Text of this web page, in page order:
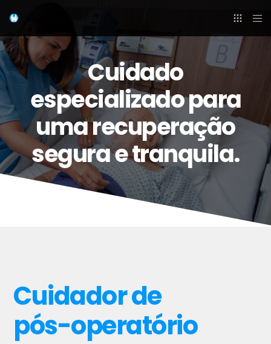
Cuidado
especializado para
uma recuperação
segura e tranquila.
Cuidador de
pós-operatório